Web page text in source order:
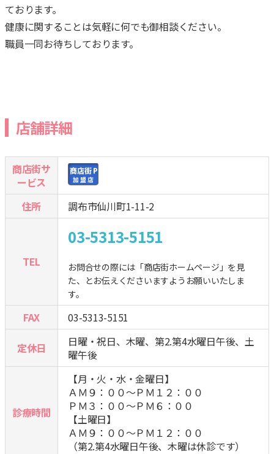
ております。
健康に関することは気軽に何でも御相談ください。
職員一同お待ちしております。
店舗詳細
商店街サ
ービス
住所
調布市仙川町1-11-2
TEL
03-5313-5151
お問合せの際には「商店街ホームページ」を見
た、とお伝えくださいますようお願いいたしま
す。
FAX 03-5313-5151
定休日
日曜・祝日、木曜、第2.第4水曜日午後、土
曜午後
診療時間
【月・火・水・金曜日】
ＡＭ９：００～ＰＭ１２：００
ＰＭ３：００～ＰＭ６：００
【土曜日】
ＡＭ９：００～ＰＭ１２：００
（第2.第4水曜日午後、木曜は休診です）